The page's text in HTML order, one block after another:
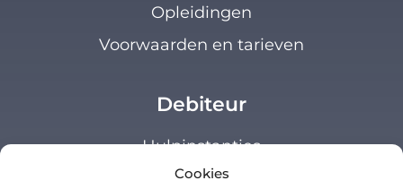
Cookies
Opleidingen
Voorwaarden en tarieven
Debiteur
Hulpinstanties
Klanten loket